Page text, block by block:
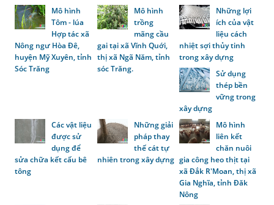
Mô hình
Tôm - lúa
Hợp tác xã
Nông ngư Hòa Đê,
huyện Mỹ Xuyên, tỉnh
Sóc Trăng
Mô hình
trồng
mãng cầu
gai tại xã Vĩnh Quới,
thị xã Ngã Năm, tỉnh
sóc Trăng.
Những lợi
ích của vật
liệu cách
nhiệt sợi thủy tinh
trong xây dựng
Sử dụng
thép bền
vững trong
xây dựng
Các vật liệu
được sử
dụng để
sửa chữa kết cấu bê
tông
Những giải
pháp thay
thế cát tự
nhiên trong xây dựng
Mô hình
liên kết
chăn nuôi
gia công heo thịt tại
xã Đắk R'Moan, thị xã
Gia Nghĩa, tỉnh Đăk
Nông